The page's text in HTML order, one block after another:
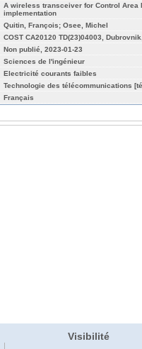
A wireless transceiver for Control Area
implementation
Quitin, François; Osee, Michel
COST CA20120 TD(23)04003,
Non publié, 2023-01-23
Sciences de l'ingénieur
Electricité courants faibles
Technologie des télécommunications
Français
Visibilité